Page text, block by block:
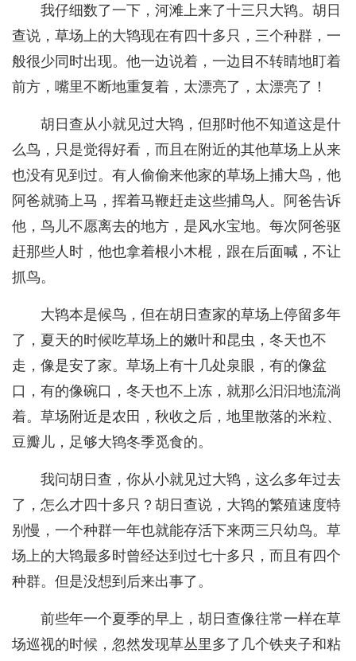
我仔细数了一下，河滩上来了十三只大鸨。胡日
查说，草场上的大鸨现在有四十多只，三个种群，一
般很少同时出现。他一边说着，一边目不转睛地盯着
前方，嘴里不断地重复着，太漂亮了，太漂亮了！
胡日查从小就见过大鸨，但那时他不知道这是什
么鸟，只是觉得好看，而且在附近的其他草场上从来
也没有见到过。有人偷偷来他家的草场上捕大鸟，他
阿爸就骑上马，挥着马鞭赶走这些捕鸟人。阿爸告诉
他，鸟儿不愿离去的地方，是风水宝地。每次阿爸驱
赶那些人时，他也拿着根小木棍，跟在后面喊，不让
抓鸟。
大鸨本是候鸟，但在胡日查家的草场上停留多年
了，夏天的时候吃草场上的嫩叶和昆虫，冬天也不
走，像是安了家。草场上有十几处泉眼，有的像盆
口，有的像碗口，冬天也不上冻，就那么汩汩地流淌
着。草场附近是农田，秋收之后，地里散落的米粒、
豆瓣儿，足够大鸨冬季觅食的。
我问胡日查，你从小就见过大鸨，这么多年过去
了，怎么才四十多只？胡日查说，大鸨的繁殖速度特
别慢，一个种群一年也就能存活下来两三只幼鸟。草
场上的大鸨最多时曾经达到过七十多只，而且有四个
种群。但是没想到后来出事了。
前些年一个夏季的早上，胡日查像往常一样在草
场巡视的时候，忽然发现草丛里多了几个铁夹子和粘